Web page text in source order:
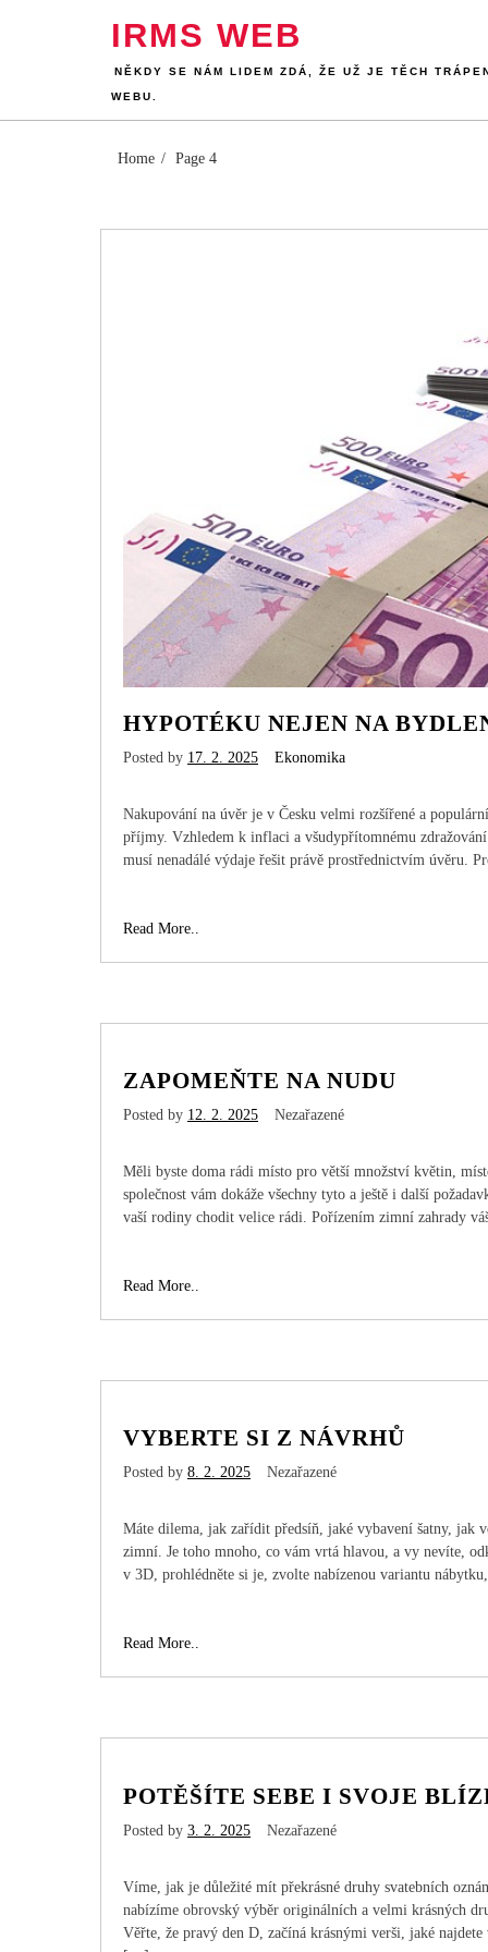
IRMS WEB
NĚKDY SE NÁM LIDEM ZDÁ, ŽE UŽ JE TĚCH
WEBU.
Home Page 4
HYPOTÉKU NEJEN NA
Posted by 17. 2. 2025 Ekonomika
Nakupování na úvěr je v Česku velmi rozšířené a
příjmy. Vzhledem k inflaci a všudypřítomnému
musí nenadálé výdaje řešit právě prostřednictvím úvěru.
Read More..
ZAPOMEŇTE NA NUDU
Posted by 12. 2. 2025 Nezařazené
Měli byste doma rádi místo pro větší množství květin,
společnost vám dokáže všechny tyto a ještě i další
vaší rodiny chodit velice rádi. Pořízením zimní zahrady
Read More..
VYBERTE SI Z NÁVRHŮ
Posted by 8. 2. 2025 Nezařazené
Máte dilema, jak zařídit předsíň, jaké vybavení šatny, jak
zimní. Je toho mnoho, co vám vrtá hlavou, a vy nevíte,
v 3D, prohlédněte si je, zvolte nabízenou variantu
Read More..
POTĚŠÍTE SEBE I SVOJE
Posted by 3. 2. 2025 Nezařazené
Víme, jak je důležité mít překrásné druhy svatebních
nabízíme obrovský výběr originálních a velmi krásných
Věřte, že pravý den D, začíná krásnými verši, jaké